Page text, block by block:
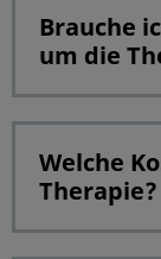
Brauche
um die
Welche
Therapie?